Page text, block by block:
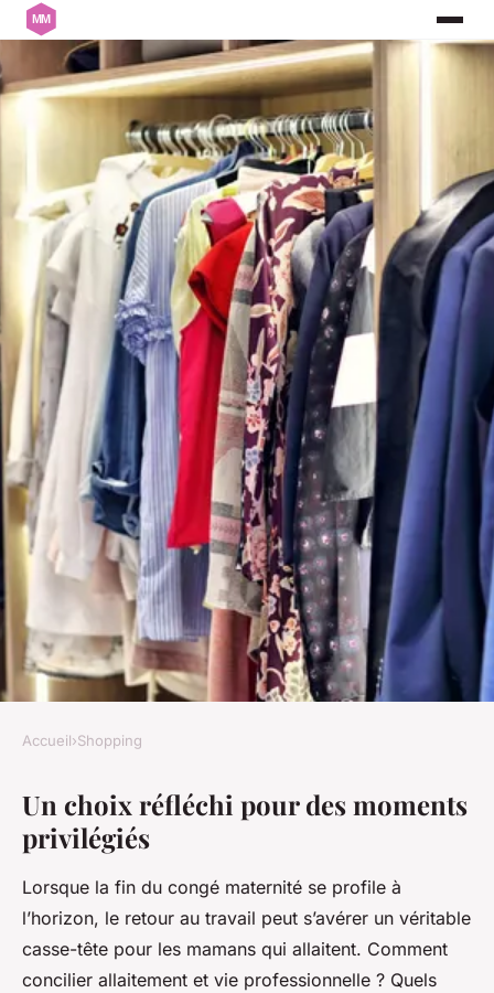
SHOPPING
Quelles sont les meilleures
manières de choisir des
vêtements d'allaitement pour
le retour au travail?
Louane 3 avril 2024 6 min de lecture
Accueil›Shopping
Un choix réfléchi pour des moments
privilégiés
Lorsque la fin du congé maternité se profile à
l’horizon, le retour au travail peut s’avérer un véritable
casse-tête pour les mamans qui allaitent. Comment
concilier allaitement et vie professionnelle ? Quels